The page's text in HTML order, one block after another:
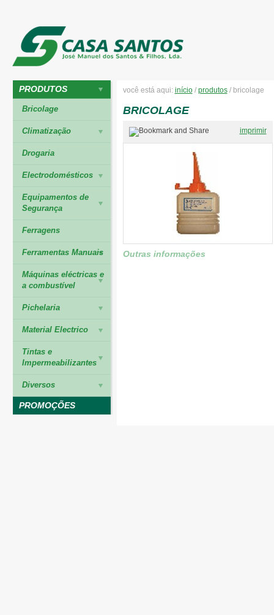
PRODUTOS
Bricolage
Climatização
Drogaria
Electrodomésticos
Equipamentos de
Segurança
Ferragens
Ferramentas Manuais
Máquinas eléctricas e
a combustível
Pichelaria
Material Electrico
Tintas e
Impermeabilizantes
Diversos
PROMOÇÕES
você está aqui: início/ produtos/ bricolage
BRICOLAGE
imprimir
Outras informações